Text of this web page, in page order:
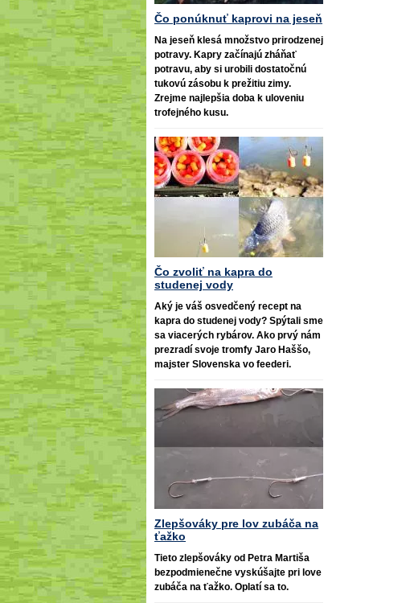
Čo ponúknuť kaprovi na jeseň
Na jeseň klesá množstvo prirodzenej
potravy. Kapry začínajú zháňať
potravu, aby si urobili dostatočnú
tukovú zásobu k prežitiu zimy.
Zrejme najlepšia doba k uloveniu
trofejného kusu.
Čo zvoliť na kapra do
studenej vody
Aký je váš osvedčený recept na
kapra do studenej vody? Spýtali sme
sa viacerých rybárov. Ako prvý nám
prezradí svoje tromfy Jaro Haššo,
majster Slovenska vo feederi.
Zlepšováky pre lov zubáča na
ťažko
Tieto zlepšováky od Petra Martiša
bezpodmienečne vyskúšajte pri love
zubáča na ťažko. Oplatí sa to.